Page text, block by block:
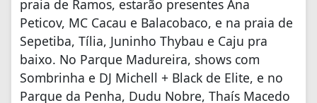
praia de Ramos, estarão presentes Ana
Peticov, MC Cacau e Balacobaco, e na praia de
Sepetiba, Tília, Juninho Thybau e Caju pra
baixo. No Parque Madureira, shows com
Sombrinha e DJ Michell + Black de Elite, e no
Parque da Penha, Dudu Nobre, Thaís Macedo